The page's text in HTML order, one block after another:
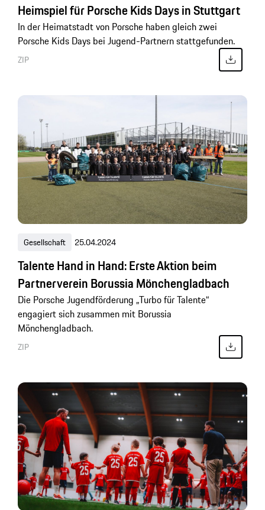
Heimspiel für Porsche Kids Days in Stuttgart
In der Heimatstadt von Porsche haben gleich zwei
Porsche Kids Days bei Jugend-Partnern stattgefunden.
ZIP
Gesellschaft 25.04.2024
Talente Hand in Hand: Erste Aktion beim
Partnerverein Borussia Mönchengladbach
Die Porsche Jugendförderung „Turbo für Talente“
engagiert sich zusammen mit Borussia
Mönchengladbach.
ZIP